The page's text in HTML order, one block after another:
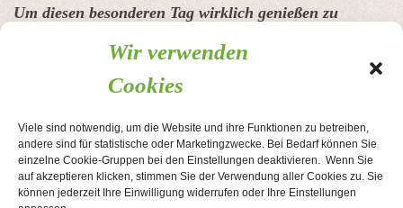
Wir verwenden
Cookies
Viele sind notwendig, um die Website und ihre Funktionen zu betreiben,
andere sind für statistische oder Marketingzwecke. Bei Bedarf können Sie
einzelne Cookie-Gruppen bei den Einstellungen deaktivieren. Wenn Sie
auf akzeptieren klicken, stimmen Sie der Verwendung aller Cookies zu. Sie
können jederzeit Ihre Einwilligung widerrufen oder Ihre Einstellungen
Um diesen besonderen Tag wirklich genießen zu
kompletten Service.
„Bei uns hat der Kunde höchste Priorität, daher tun wir
richtige Location. Ob es der eigene Garten oder unsere
Eventlocation, die ,Kuhlounge’ ist“, erklärt Britta Müller,
Inhaberin der Küchenperle. Aber auch
Dekorationsvorschläge, passend zu dem jeweiligen